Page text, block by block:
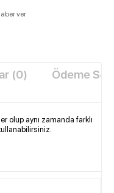
ver
(0) Ödeme
olup aynı zamanda farklı